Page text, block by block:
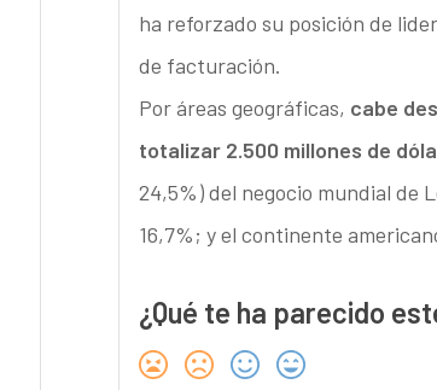
ha reforzado su posición de
de facturación.
Por áreas geográficas, cabe
totalizar 2.500 millones de
24,5%) del negocio mundial de
16,7%; y el continente
¿Qué te ha parecido